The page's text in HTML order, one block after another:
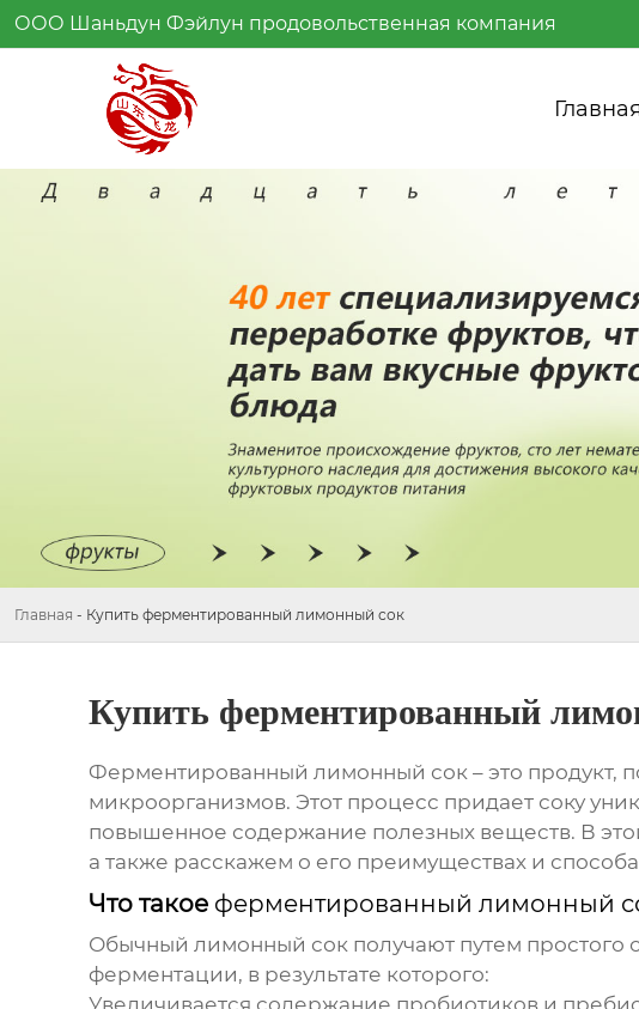
ООО Шаньдун Фэйлун продовольственная компания
Главная - Купить ферментированный лимонный сок
Купить ферментированный
Ферментированный лимонный сок– это продукт,
микроорганизмов. Этот процесс придает соку
повышенное содержание полезных веществ. В
а также расскажем о его преимуществах и
Что такое ферментированный лимонный
Обычный лимонный сок получают путем простого
ферментации, в результате которого: